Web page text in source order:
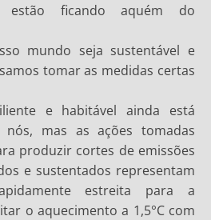
estão ficando aquém do
mundo seja sustentável e
tomar as medidas certas
e habitável ainda está
nós, mas as ações tomadas
produzir cortes de emissões
e sustentados representam
estreita para a
o aquecimento a 1,5°C com